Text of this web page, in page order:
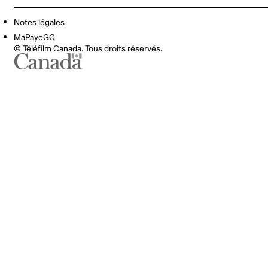
Notes légales
MaPayeGC
© Téléfilm Canada. Tous droits réservés.